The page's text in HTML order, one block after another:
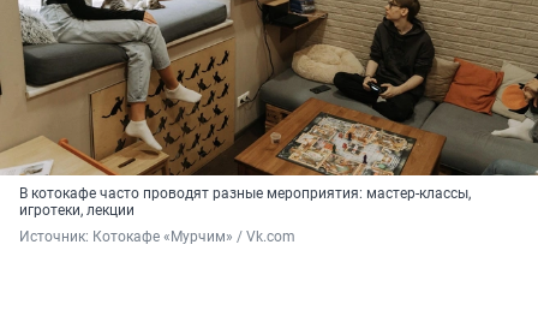
В котокафе часто проводят разные мероприятия: мастер-классы,
игротеки, лекции
Источник: Котокафе «Мурчим» / Vk.com